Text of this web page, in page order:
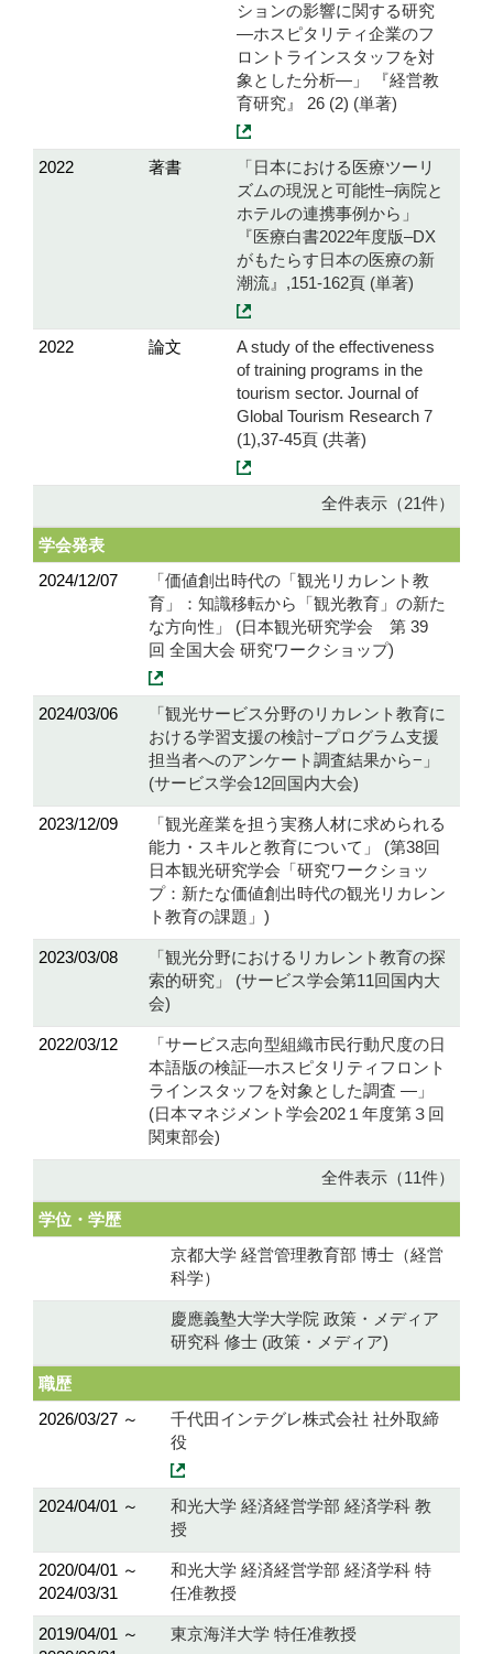
ションの影響に関する研究
―ホスピタリティ企業のフ
ロントラインスタッフを対
象とした分析―」 『経営教
育研究』 26 (2) (単著)
2022 著書
「日本における医療ツーリ
ズムの現況と可能性–病院と
ホテルの連携事例から」
『医療白書2022年度版–DX
がもたらす日本の医療の新
潮流』,151-162頁 (単著)
2022 論文
A study of the effectiveness
of training programs in the
tourism sector. Journal of
Global Tourism Research 7
(1),37-45頁 (共著)
全件表示（21件）
学会発表
2024/12/07
「価値創出時代の「観光リカレント教
育」：知識移転から「観光教育」の新た
な方向性」 (日本観光研究学会 第 39
回 全国大会 研究ワークショップ)
2024/03/06
「観光サービス分野のリカレント教育に
おける学習支援の検討−プログラム支援
担当者へのアンケート調査結果から−」
(サービス学会12回国内大会)
2023/12/09
「観光産業を担う実務人材に求められる
能力・スキルと教育について」 (第38回
日本観光研究学会「研究ワークショッ
プ：新たな価値創出時代の観光リカレン
ト教育の課題」)
2023/03/08
「観光分野におけるリカレント教育の探
索的研究」 (サービス学会第11回国内大
会)
2022/03/12
「サービス志向型組織市民行動尺度の日
本語版の検証―ホスピタリティフロント
ラインスタッフを対象とした調査 ―」
(日本マネジメント学会202１年度第３回
関東部会)
全件表示（11件）
学位・学歴
京都大学 経営管理教育部 博士（経営
科学）
慶應義塾大学大学院 政策・メディア
研究科 修士 (政策・メディア)
職歴
2026/03/27 ～
千代田インテグレ株式会社 社外取締
役
2024/04/01 ～
和光大学 経済経営学部 経済学科 教
授
2020/04/01 ～
2024/03/31
和光大学 経済経営学部 経済学科 特
任准教授
2019/04/01 ～
東京海洋大学 特任准教授